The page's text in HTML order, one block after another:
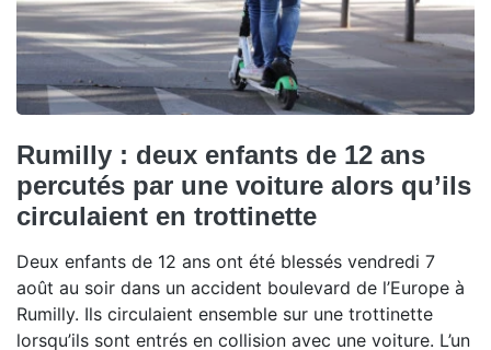
Rumilly : deux enfants de 12 ans
percutés par une voiture alors qu’ils
circulaient en trottinette
Deux enfants de 12 ans ont été blessés vendredi 7
août au soir dans un accident boulevard de l’Europe à
Rumilly. Ils circulaient ensemble sur une trottinette
lorsqu’ils sont entrés en collision avec une voiture. L’un